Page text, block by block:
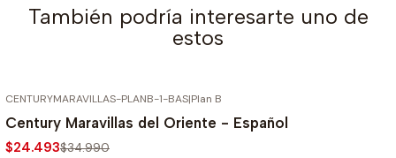
También podría interesarte uno de
estos
-30%
CENTURYMARAVILLAS-PLANB-1-BAS|Plan B
Century Maravillas del Oriente - Español
$24.493$34.990